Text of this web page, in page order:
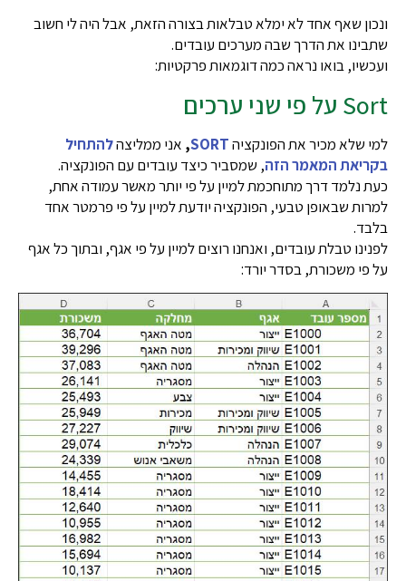
ונכון שאף אחד לא ימלא טבלאות בצורה הזאת, אבל היה לי חשוב
שתבינו את הדרך שבה מערכים עובדים.
ועכשיו, בואו נראה כמה דוגמאות פרקטיות:
Sort על פי שני ערכים
למי שלא מכיר את הפונקציהSORT
, אני ממליצהלהתחיל
בקריאת המאמר הזה, שמסביר כיצד עובדים עם הפונקציה.
כעת נלמד דרך מתוחכמת למיין על פי יותר מאשר עמודה אחת,
למרות שבאופן טבעי, הפונקציה יודעת למיין על פי פרמטר אחד
בלבד.
לפנינו טבלת עובדים, ואנחנו רוצים למיין על פי אגף, ובתוך כל אגף
על פי משכורת, בסדר יורד: